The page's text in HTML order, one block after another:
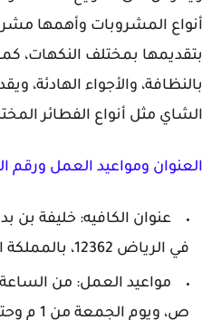
أنواع المشروبات وأهمها
بتقديمها بمختلف النكهات،
بالنظافة، والأجواء الهادئة،
الشاي مثل أنواع الفطائر
العنوان ومواعيد العمل ورقم
عنوان الكافيه: خليفة بن
في الرياض 12362، بالمملكة العربية السعودية.
ص، ويوم الجمعة من 1 م وحتى 1 ص.